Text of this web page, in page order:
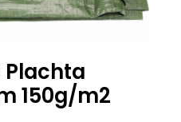
Plachta
150g/m2